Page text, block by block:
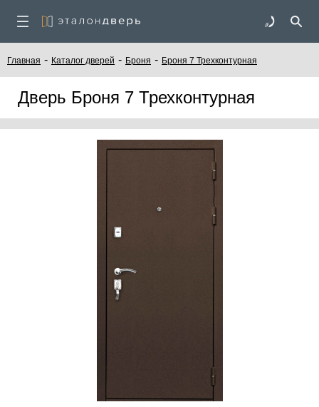
Главная - Каталог дверей - Броня - Броня 7 Трехконтурная
Дверь Броня 7 Трехконтурная